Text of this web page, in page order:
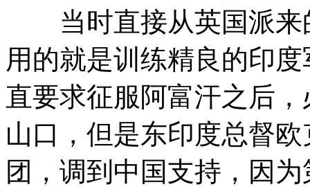
当时直接从英国派来
用的就是训练精良的印
直要求征服阿富汗之后
山口，但是东印度总督
团，调到中国支持，因